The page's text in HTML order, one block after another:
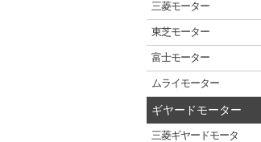
三菱モーター
東芝モーター
富士モーター
ムライモーター
ギヤードモーター
三菱ギヤードモータ